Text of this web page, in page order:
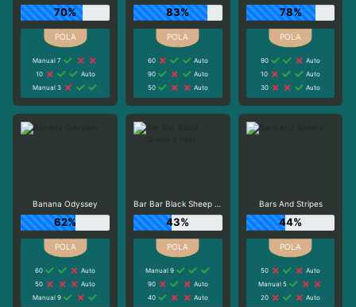
70%
Manual 7
10
Auto
Manual 3
83%
60
Auto
90
Auto
50
Auto
78%
90
Auto
10
Auto
30
Auto
Banana Odyssey
62%
60
Auto
50
Auto
Manual 9
Bar Bar Black Sheep 5 Reel
43%
Manual 9
90
Auto
40
Auto
Bars And Stripes
44%
50
Auto
Manual 5
20
Auto